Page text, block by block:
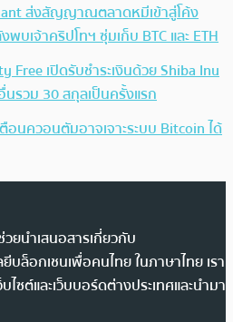
ส่งสัญญาณตลาดหมีเข้าสู่โค้ง
บเจ้าคริปโทฯ ซุ่มเก็บ BTC และ ETH
Free เปิดรับชำระเงินด้วย Shiba Inu
นรวม 30 สกุลเป็นครั้งแรก
อนควอนตัมอาจเจาะระบบ Bitcoin ได้
ยนำเสนอสารเกี่ยวกับ
บล็อกเชนเพื่อคนไทย ในภาษาไทย เรา
ซต์และเว็บบอร์ดต่างประเทศและนำมา